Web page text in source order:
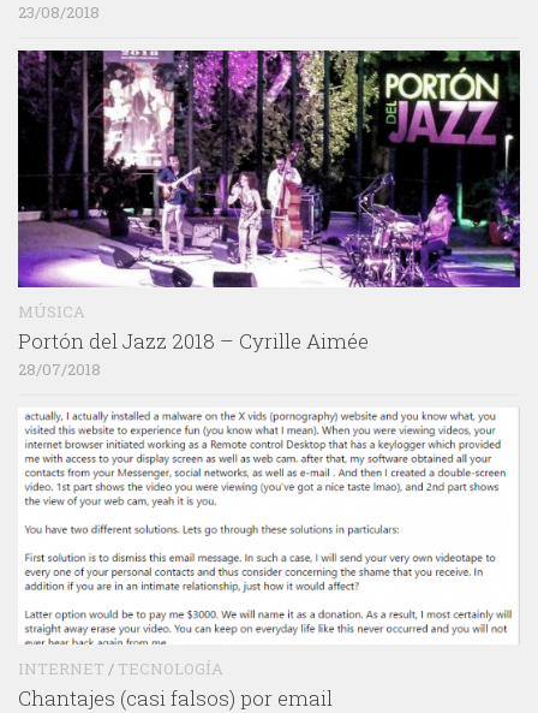
23/08/2018
MÚSICA
Portón del Jazz 2018 – Cyrille Aimée
28/07/2018
INTERNET / TECNOLOGÍA
Chantajes (casi falsos) por email